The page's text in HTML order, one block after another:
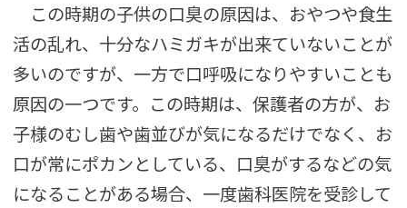
この時期の子供の口臭の原因は、おやつや食生
活の乱れ、十分なハミガキが出来ていないことが
多いのですが、一方で口呼吸になりやすいことも
原因の一つです。この時期は、保護者の方が、お
子様のむし歯や歯並びが気になるだけでなく、お
口が常にポカンとしている、口臭がするなどの気
になることがある場合、一度歯科医院を受診して